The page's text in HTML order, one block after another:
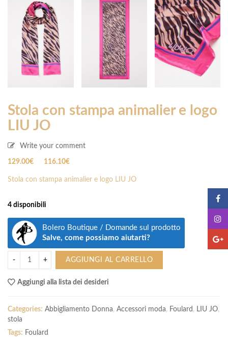
Stola con stampa animalier e logo
LIU JO
Write your comment
Il
originale
129.00€.
129.00€
Il
attuale
129.00€.
116.10€
Stola con stampa animalier e logo LIU JO
4 disponibili
Bolero Boutique / Domande sul prodotto
Salve, come possiamo aiutarti?
AGGIUNGI AL CARRELLO
Aggiungi alla lista dei desideri
Categories: Abbigliamento Donna, Accessori moda, Foulard , LIU JO,
stola
Tags: Foulard